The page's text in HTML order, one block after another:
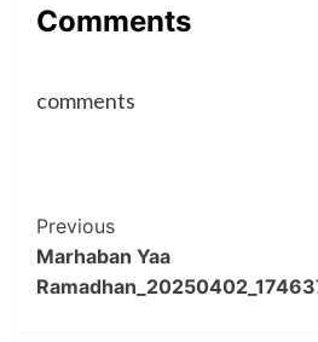
Comments
comments
Post
Navigation
Previous
Marhaban Yaa